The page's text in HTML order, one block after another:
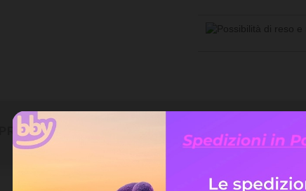
SCHEDE TECNICHE